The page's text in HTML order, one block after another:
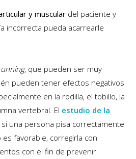
y muscular del paciente y
incorrecta pueda acarrearle
, que pueden ser muy
pueden tener efectos negativos
en la rodilla, el tobillo, la
vertebral. El estudio de la
una persona pisa correctamente
favorable, corregirla con
con el fin de prevenir